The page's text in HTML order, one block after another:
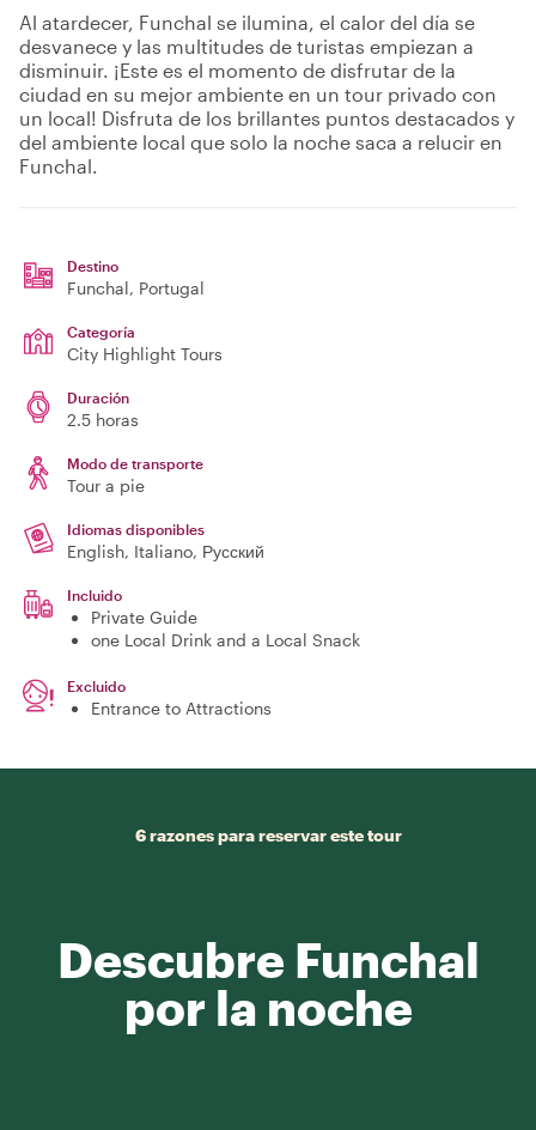
Al atardecer, Funchal se ilumina, el calor del día se
desvanece y las multitudes de turistas empiezan a
disminuir. ¡Este es el momento de disfrutar de la
ciudad en su mejor ambiente en un tour privado con
un local! Disfruta de los brillantes puntos destacados y
del ambiente local que solo la noche saca a relucir en
Funchal.
Destino
Funchal, Portugal
Categoría
City Highlight Tours
Duración
2.5 horas
Modo de transporte
Tour a pie
Idiomas disponibles
English, Italiano, Русский
Incluido
Private Guide
one Local Drink and a Local Snack
Excluido
Entrance to Attractions
6 razones para reservar este tour
Descubre Funchal
por la noche